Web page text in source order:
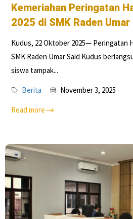
Kemeriahan Peringatan
2025 di SMK Raden Umar
Kudus, 22 Oktober 2025— Peringatan
SMK Raden Umar Said Kudus
siswa tampak...
Berita November 3, 2025
Read more